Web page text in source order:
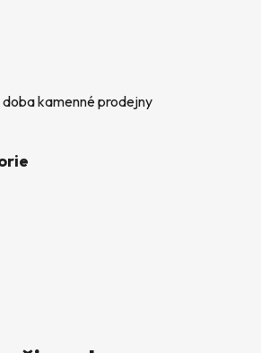
kamenné prodejny